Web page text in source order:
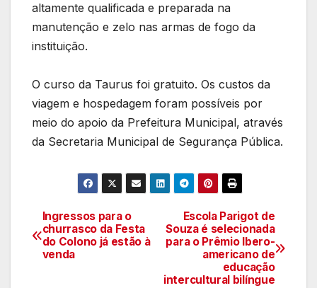
altamente qualificada e preparada na
manutenção e zelo nas armas de fogo da
instituição.
O curso da Taurus foi gratuito. Os custos da
viagem e hospedagem foram possíveis por
meio do apoio da Prefeitura Municipal, através
da Secretaria Municipal de Segurança Pública.
Navegação
de
Escola Parigot de
Souza é selecionada
para o Prêmio Ibero-
americano de
educação
intercultural bilíngue
Ingressos para o
churrasco da Festa
do Colono já estão à
venda